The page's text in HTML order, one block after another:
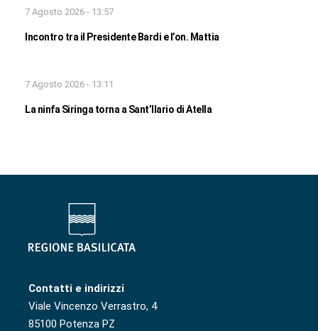
7 Agosto 2026 - 13:57
Incontro tra il Presidente Bardi e l’on. Mattia
7 Agosto 2026 - 13:11
La ninfa Siringa torna a Sant’Ilario di Atella
Contatti e indirizzi
Viale Vincenzo Verrastro, 4
85100 Potenza PZ